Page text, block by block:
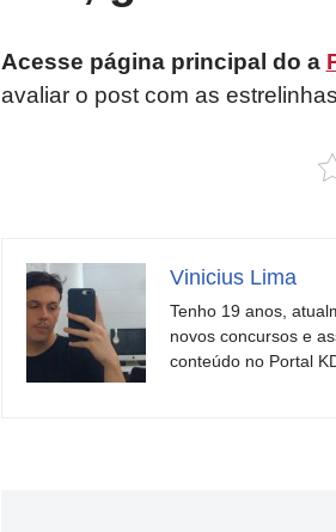
Acesse página principal do a
avaliar o post com as
Vinicius Lima
Tenho 19 anos,
novos concursos e
conteúdo no Portal